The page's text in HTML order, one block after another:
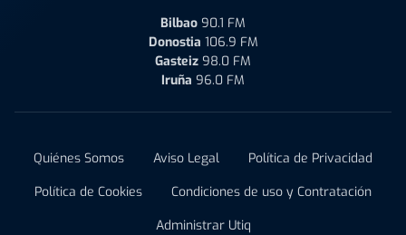
Bilbao 90.1 FM
Donostia 106.9 FM
Gasteiz 98.0 FM
Iruña 96.0 FM
Quiénes Somos Aviso Legal
Política de Privacidad
Política de Cookies
Condiciones de uso y Contratación
Administrar Utiq